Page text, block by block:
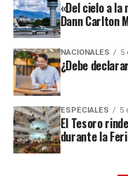
innovación,
para quienes
Comparte el artículo:
Me gusta esto:
en la Cámara de
Sede Centro, donde
tradicionales y las
presentes en los
El evento reunió
aliadas, artistas, fue
la sensibilidad de
«Del cielo a la
Dann Carlton
NACIONALES 5
¿Debe
ESPECIALES 5
El Tesoro
durante la